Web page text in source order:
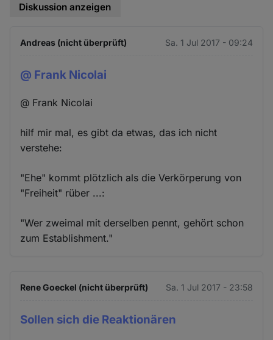
Diskussion anzeigen
Andreas (nicht überprüft) Sa. 1 Jul 2017 - 09:24
@ Frank Nicolai
@ Frank Nicolai
hilf mir mal, es gibt da etwas, das ich nicht
verstehe:
"Ehe" kommt plötzlich als die Verkörperung von
"Freiheit" rüber ...:
"Wer zweimal mit derselben pennt, gehört schon
zum Establishment."
Rene Goeckel (nicht überprüft) Sa. 1 Jul 2017 - 23:58
Sollen sich die Reaktionären